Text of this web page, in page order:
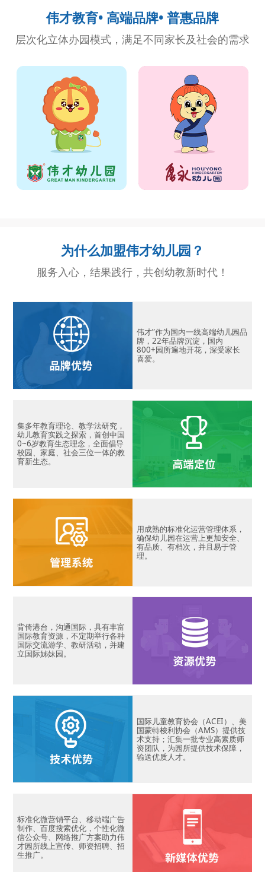
伟才教育• 高端品牌• 普惠品牌
层次化立体办园模式，满足不同家长及社会的需求
为什么加盟伟才幼儿园？
服务入心，结果践行，共创幼教新时代！
伟才”作为国内一线高端幼儿园品
牌，22年品牌沉淀，国内
800+园所遍地开花，深受家长
喜爱。
集多年教育理论、教学法研究，
幼儿教育实践之探索，首创中国
0~6岁教育生态理念，全面倡导
校园、家庭、社会三位一体的教
育新生态。
用成熟的标准化运营管理体系，
确保幼儿园在运营上更加安全、
有品质、有档次，并且易于管
理。
背倚港台，沟通国际，具有丰富
国际教育资源，不定期举行各种
国际交流游学、教研活动，并建
立国际姊妹园。
国际儿童教育协会（ACEI）、美
国蒙特梭利协会（AMS）提供技
术支持；汇集一批专业高素质师
资团队，为园所提供技术保障，
输送优质人才。
标准化微营销平台、移动端广告
制作、百度搜索优化，个性化微
信公众号、网络推广方案助力伟
才园所线上宣传、师资招聘、招
生推广。